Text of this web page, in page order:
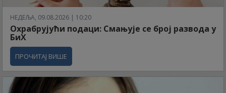
НЕДЕЉА, 09.08.2026 | 10:20
Охрабрујући подаци: Смањује се број развода у
БиХ
ПРОЧИТАЈ ВИШЕ